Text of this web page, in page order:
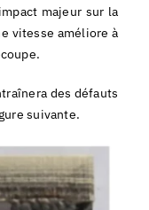
majeur sur la
vitesse améliore à
des défauts
suivante.